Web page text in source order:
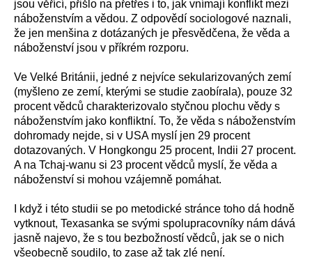
jsou věřící, přišlo na přetřes i to, jak vnímají konflikt mezi
náboženstvím a vědou. Z odpovědí sociologové naznali,
že jen menšina z dotázaných je přesvědčena, že věda a
náboženství jsou v příkrém rozporu.
Ve Velké Británii, jedné z nejvíce sekularizovaných zemí
(myšleno ze zemí, kterými se studie zaobírala), pouze 32
procent vědců charakterizovalo styčnou plochu vědy s
náboženstvím jako konfliktní. To, že věda s náboženstvím
dohromady nejde, si v USA myslí jen 29 procent
dotazovaných. V Hongkongu 25 procent, Indii 27 procent.
A na Tchaj-wanu si 23 procent vědců myslí, že věda a
náboženství si mohou vzájemně pomáhat.
I když i této studii se po metodické stránce toho dá hodně
vytknout, Texasanka se svými spolupracovníky nám dává
jasně najevo, že s tou bezbožností vědců, jak se o nich
všeobecně soudilo, to zase až tak zlé není.